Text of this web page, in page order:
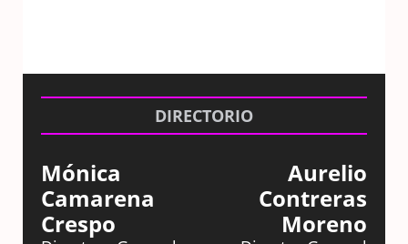
DIRECTORIO
Mónica
Camarena
Crespo
Aurelio
Contreras
Moreno